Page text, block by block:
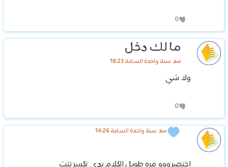
0
ما لك دخل
منذ سنة واحدة الساعة 18:23
ولا شي
0
منذ سنة واحدة الساعة 14:26
اختصرووو مره طويل الكلام يدي تكسرتتت